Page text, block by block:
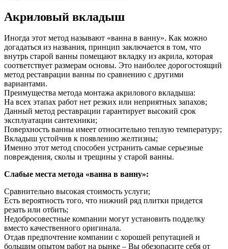
Акриловый вкладыш
Иногда этот метод называют «ванна в ванну». Как можно
догадаться из названия, принцип заключается в том, что
внутрь старой ванны помещают вкладку из акрила, которая
соответствует размерам основы. Это наиболее дорогостоящий
метод реставрации ванны по сравнению с другими
вариантами.
Преимущества метода монтажа акрилового вкладыша:
На всех этапах работ нет резких или неприятных запахов;
Данный метод реставрации гарантирует высокий срок
эксплуатации сантехники;
Поверхность ванны имеет относительно теплую температуру;
Вкладыш устойчив к появлению желтизны;
Именно этот метод способен устранить самые серьезные
повреждения, сколы и трещины у старой ванны.
Слабые места метода «ванна в ванну»:
Сравнительно высокая стоимость услуги;
Есть вероятность того, что нижний ряд плитки придется
резать или отбить;
Недобросовестные компании могут установить подделку
вместо качественного оригинала.
Отдав предпочтение компании с хорошей репутацией и
большим опытом работ на рынке – Вы обезопасите себя от